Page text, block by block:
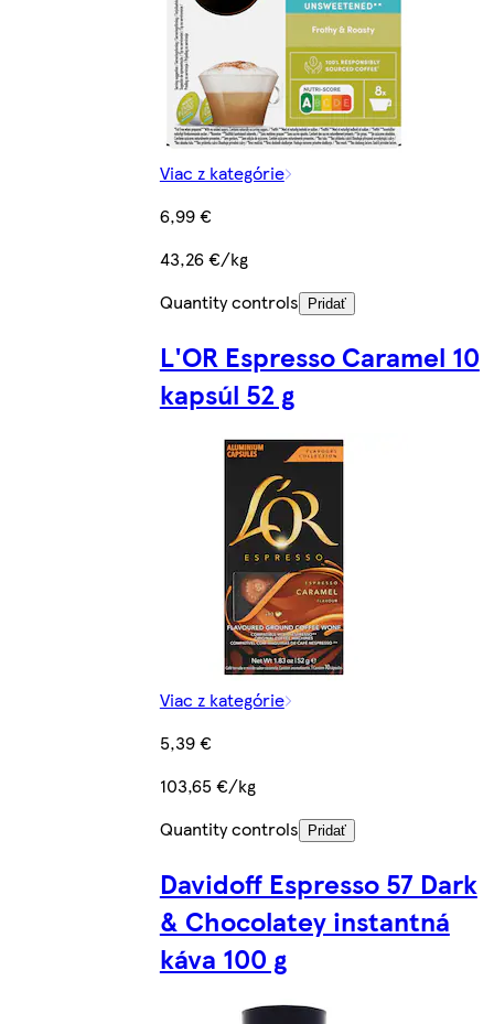
Viac z kategórie
6,99 €
43,26 €/kg
Quantity controls
Pridať
L'OR Espresso Caramel 10
kapsúl 52 g
Viac z kategórie
5,39 €
103,65 €/kg
Quantity controls
Pridať
Davidoff Espresso 57 Dark
& Chocolatey instantná
káva 100 g